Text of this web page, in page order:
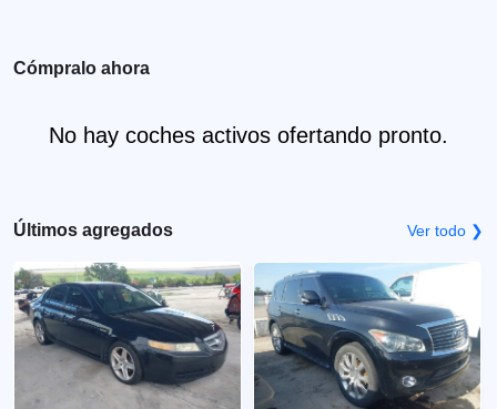
Cómpralo ahora
No hay coches activos ofertando pronto.
Últimos agregados Ver todo ❯